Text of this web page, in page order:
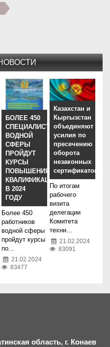
БОЛЕЕ 450
СПЕЦИАЛИСТОВ
ВОДНОЙ
СФЕРЫ
ПРОЙДУТ
КУРСЫ
ПОВЫШЕНИЯ
КВАЛИФИКАЦИИ
В 2024
ГОДУ
Более 450
работников
водной сферы
пройдут курсы
по...
21.02.2024
83477
Казахстан и
Кыргызстан
объединяют
усилия по
пресечению
оборота
незаконных
сертификатов
По итогам
рабочего
визита
делегации
Комитета
техни...
21.02.2024
83091
область, г. Конаев